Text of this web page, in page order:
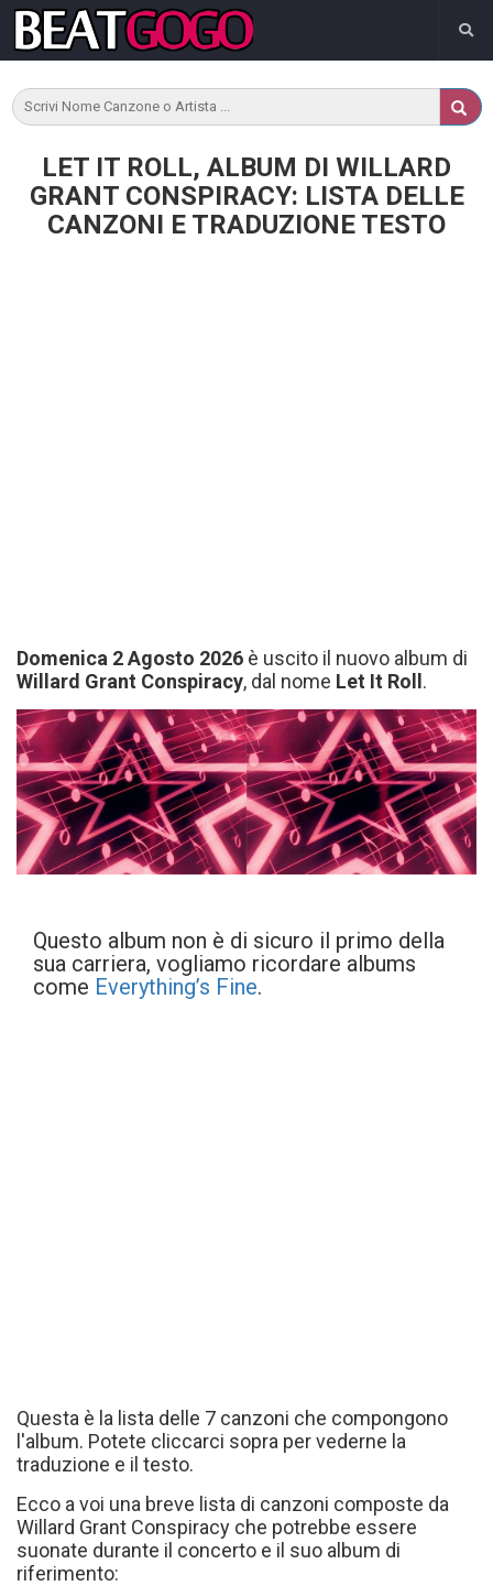
LET IT ROLL, ALBUM DI WILLARD
GRANT CONSPIRACY: LISTA DELLE
CANZONI E TRADUZIONE TESTO
Domenica 2 Agosto 2026 è uscito il nuovo album di
Willard Grant Conspiracy, dal nome Let It Roll .
Questo album non è di sicuro il primo della
sua carriera, vogliamo ricordare albums
come Everything’s Fine.
Questa è la lista delle 7 canzoni che compongono
l'album. Potete cliccarci sopra per vederne la
traduzione e il testo.
Ecco a voi una breve lista di canzoni composte da
Willard Grant Conspiracy che potrebbe essere
suonate durante il concerto e il suo album di
riferimento: